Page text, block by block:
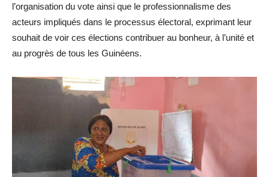
l’organisation du vote ainsi que le professionnalisme des
acteurs impliqués dans le processus électoral, exprimant leur
souhait de voir ces élections contribuer au bonheur, à l’unité et
au progrès de tous les Guinéens.